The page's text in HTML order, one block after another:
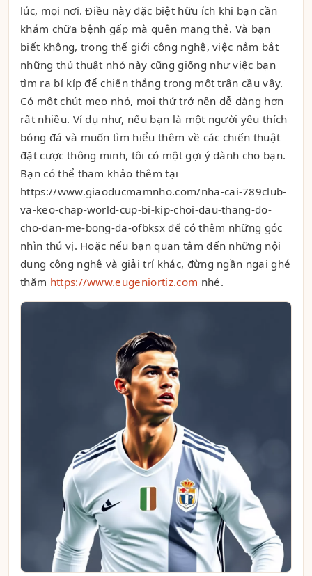
lúc, mọi nơi. Điều này đặc biệt hữu ích khi bạn cần
khám chữa bệnh gấp mà quên mang thẻ. Và bạn
biết không, trong thế giới công nghệ, việc nắm bắt
những thủ thuật nhỏ này cũng giống như việc bạn
tìm ra bí kíp để chiến thắng trong một trận cầu vậy.
Có một chút mẹo nhỏ, mọi thứ trở nên dễ dàng hơn
rất nhiều. Ví dụ như, nếu bạn là một người yêu thích
bóng đá và muốn tìm hiểu thêm về các chiến thuật
đặt cược thông minh, tôi có một gợi ý dành cho bạn.
Bạn có thể tham khảo thêm tại
https://www.giaoducmamnho.com/nha-cai-789club-
va-keo-chap-world-cup-bi-kip-choi-dau-thang-do-
cho-dan-me-bong-da-ofbksx để có thêm những góc
nhìn thú vị. Hoặc nếu bạn quan tâm đến những nội
dung công nghệ và giải trí khác, đừng ngần ngại ghé
thăm https://www.eugeniortiz.com nhé.